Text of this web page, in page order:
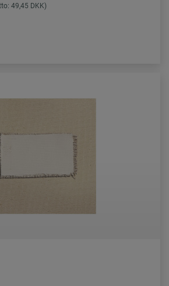
49,45 DKK)